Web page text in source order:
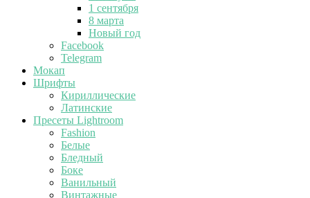
1 сентября
8 марта
Новый год
Facebook
Telegram
Мокап
Шрифты
Кириллические
Латинские
Пресеты Lightroom
Fashion
Белые
Бледный
Боке
Ванильный
Винтажные